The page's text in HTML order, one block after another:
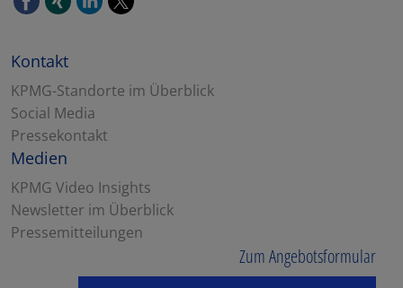
Kontakt
KPMG-Standorte im Überblick
Social Media
Pressekontakt
Medien
KPMG Video Insights
Newsletter im Überblick
Pressemitteilungen
Zum Angebotsformular